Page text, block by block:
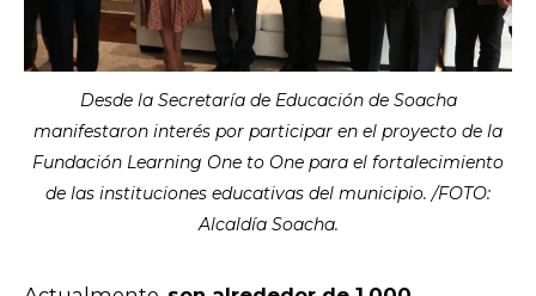
Desde la Secretaría de Educación de Soacha
manifestaron interés por participar en el proyecto de la
Fundación Learning One to One para el fortalecimiento
de las instituciones educativas del municipio. /FOTO:
Alcaldía Soacha.